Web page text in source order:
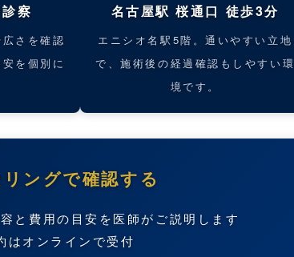
察
さを確認
を個別に
名古屋駅 桜通口 徒歩3分
エニシオ名駅5階。通いやすい立地
で、施術後の経過確認もしやすい環
境です。
ングで確認する
と費用の目安を医師がご説明します
オンラインで受付